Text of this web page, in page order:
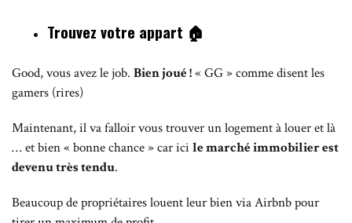
Trouvez votre appart 🏠
Good, vous avez le job. Bien joué !« GG » comme disent les
gamers (rires)
Maintenant, il va falloir vous trouver un logement à louer et là
… et bien « bonne chance » car ici le marché immobilier est
devenu très tendu.
Beaucoup de propriétaires louent leur bien via Airbnb pour